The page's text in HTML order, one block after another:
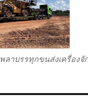
ลาบรรทุกขนส่งเครื่องจั